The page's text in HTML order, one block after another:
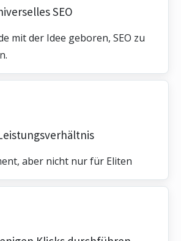
SEO
mit der Idee geboren, SEO zu
aber nicht nur für Eliten